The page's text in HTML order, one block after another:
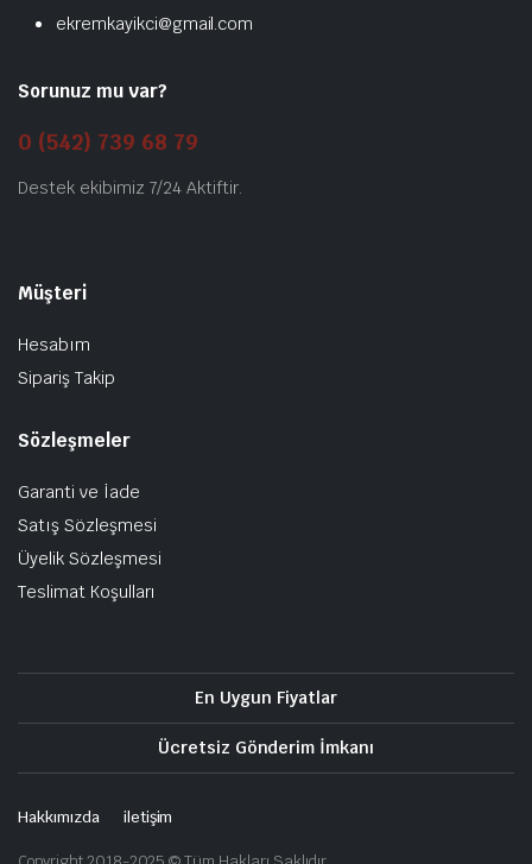
ekremkayikci@gmail.com
Sorunuz mu var?
0 (542) 739 68 79
Destek ekibimiz 7/24 Aktiftir.
Müşteri
Hesabım
Sipariş Takip
Sözleşmeler
Garanti ve İade
Satış Sözleşmesi
Üyelik Sözleşmesi
Teslimat Koşulları
En Uygun Fiyatlar
Ücretsiz Gönderim İmkanı
Hakkımızda iletişim